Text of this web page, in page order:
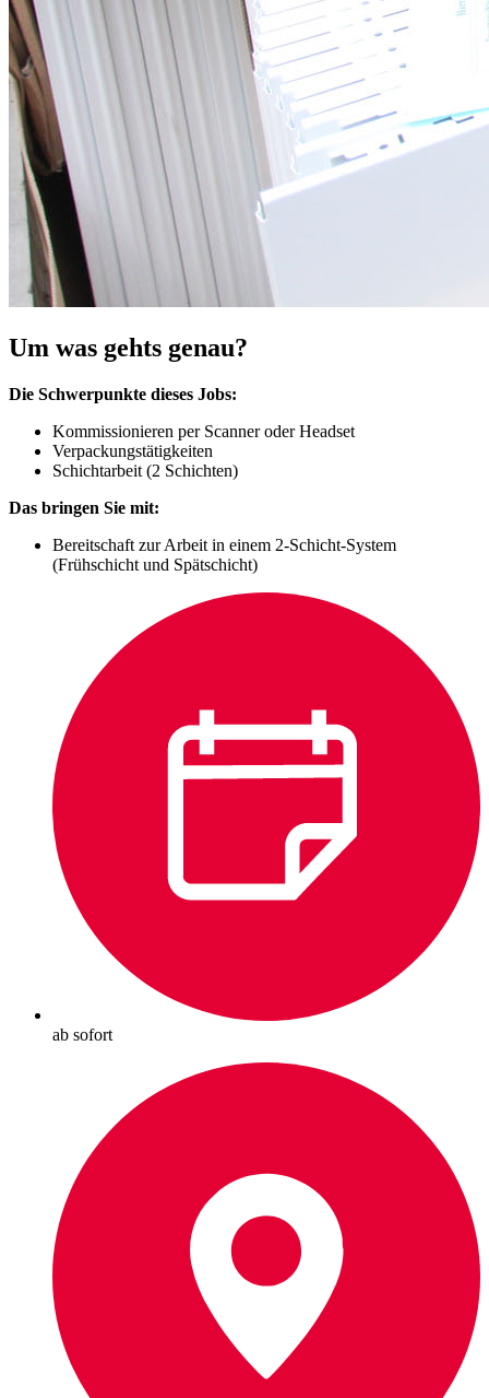
Um was gehts genau?
Die Schwerpunkte dieses Jobs:
Kommissionieren per Scanner oder Headset
Verpackungstätigkeiten
Schichtarbeit (2 Schichten)
Das bringen Sie mit:
Bereitschaft zur Arbeit in einem 2-Schicht-System
(Frühschicht und Spätschicht)
ab sofort